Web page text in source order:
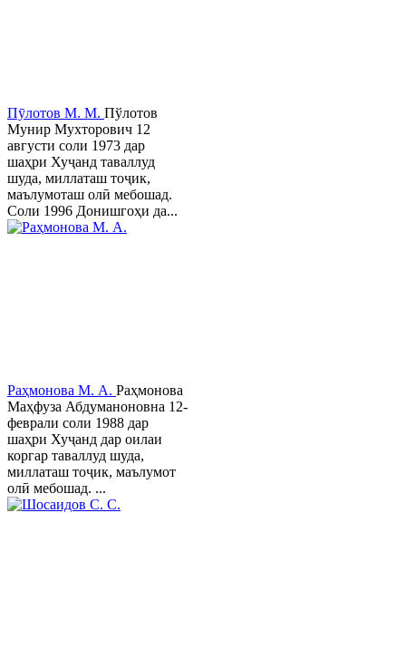
Пӯлотов М. М. Пўлотов
Мунир Мухторович 12
августи соли 1973 дар
шаҳри Хуҷанд таваллуд
шуда, миллаташ тоҷик,
маълумоташ олӣ мебошад.
Соли 1996 Донишгоҳи да...
Раҳмонова М. А. Раҳмонова
Маҳфуза Абдуманоновна 12-
феврали соли 1988 дар
шаҳри Хуҷанд дар оилаи
коргар таваллуд шуда,
миллаташ тоҷик, маълумот
олӣ мебошад. ...